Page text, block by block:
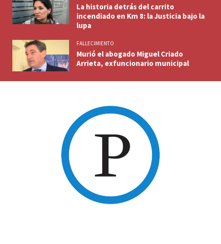
La historia detrás del carrito
incendiado en Km 8: la Justicia bajo la
lupa
FALLECIMIENTO
Murió el abogado Miguel Criado
Arrieta, exfuncionario municipal